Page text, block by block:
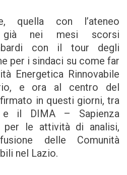
quella con l’ateneo
già nei mesi scorsi
con il tour degli
per i sindaci su come far
Energetica Rinnovabile
e ora al centro del
in questi giorni, tra
e il DIMA – Sapienza
per le attività di analisi,
delle Comunità
nel Lazio.